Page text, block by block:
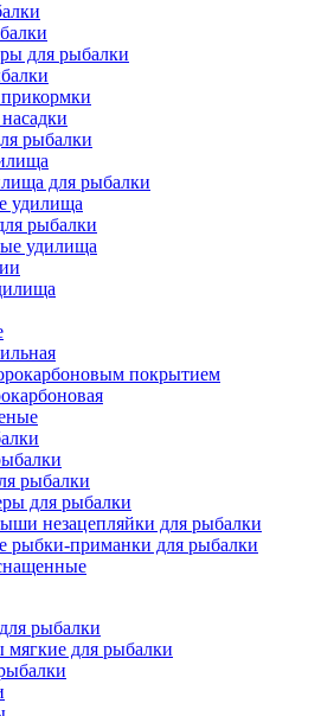
для рыбалки
рыбалки
для рыбалки
удилища
рыбалки
удилища
покрытием
рыбалки
для рыбалки
незацепляйки для рыбалки
рыбки-приманки для рыбалки
рыбалки
мягкие для рыбалки